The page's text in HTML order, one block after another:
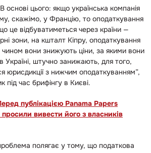
основі цього: якщо українська компанія
скажімо, у Францію, то оподаткування
це відбуватиметься через країни —
зони, на кшталт Кіпру, оподаткування
вони знижують ціни, за якими вони
Україні, штучно занижають, для того,
юрисдикції з нижчим оподаткуванням”,
під час брифінгу в Києві.
публікацією Panama Papers
вивести його з власників
полягає у тому, що податкова